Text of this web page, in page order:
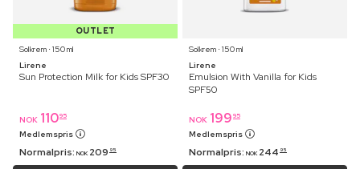
OUTLET
Solkrem ⋅ 150 ml
Lirene
Sun Protection Milk for Kids SPF30
NOK 11095
Medlemspris
Normalpris: NOK 209 95
Solkrem ⋅ 150 ml
Lirene
Emulsion With Vanilla for Kids
SPF50
NOK 199 95
Medlemspris
Normalpris: NOK 244 95